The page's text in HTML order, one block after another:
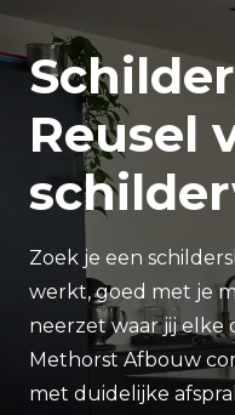
Reusel
Zoek je een
werkt, goed met je
neerzet waar jij elke
Methorst Afbouw
met duidelijke